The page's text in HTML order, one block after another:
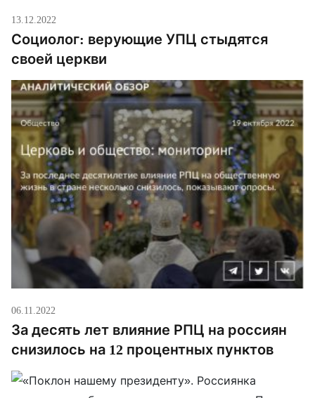
13.12.2022
Социолог: верующие УПЦ стыдятся
своей церкви
06.11.2022
За десять лет влияние РПЦ на россиян
снизилось на 12 процентных пунктов